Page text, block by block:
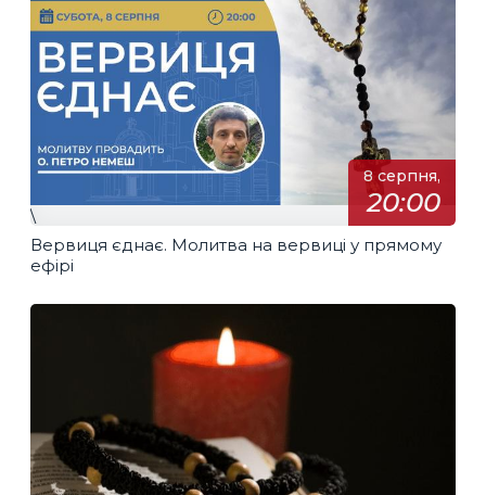
8 серпня,
20:00
\
Вервиця єднає. Молитва на вервиці у прямому
ефірі